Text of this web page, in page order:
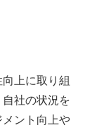
上に取り組
社の状況を
ント向上や